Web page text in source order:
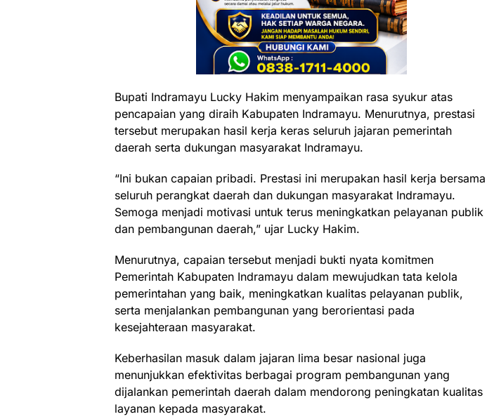
Bupati Indramayu Lucky Hakim menyampaikan rasa syukur atas
pencapaian yang diraih Kabupaten Indramayu. Menurutnya, prestasi
tersebut merupakan hasil kerja keras seluruh jajaran pemerintah
daerah serta dukungan masyarakat Indramayu.
“Ini bukan capaian pribadi. Prestasi ini merupakan hasil kerja bersama
seluruh perangkat daerah dan dukungan masyarakat Indramayu.
Semoga menjadi motivasi untuk terus meningkatkan pelayanan publik
dan pembangunan daerah,” ujar Lucky Hakim.
Menurutnya, capaian tersebut menjadi bukti nyata komitmen
Pemerintah Kabupaten Indramayu dalam mewujudkan tata kelola
pemerintahan yang baik, meningkatkan kualitas pelayanan publik,
serta menjalankan pembangunan yang berorientasi pada
kesejahteraan masyarakat.
Keberhasilan masuk dalam jajaran lima besar nasional juga
menunjukkan efektivitas berbagai program pembangunan yang
dijalankan pemerintah daerah dalam mendorong peningkatan kualitas
layanan kepada masyarakat.